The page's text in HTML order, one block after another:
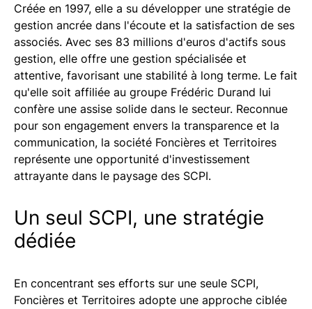
Créée en 1997, elle a su développer une stratégie de
gestion ancrée dans l'écoute et la satisfaction de ses
associés. Avec ses 83 millions d'euros d'actifs sous
gestion, elle offre une gestion spécialisée et
attentive, favorisant une stabilité à long terme. Le fait
qu'elle soit affiliée au groupe Frédéric Durand lui
confère une assise solide dans le secteur. Reconnue
pour son engagement envers la transparence et la
communication, la société Foncières et Territoires
représente une opportunité d'investissement
attrayante dans le paysage des SCPI.
Un seul SCPI, une stratégie
dédiée
En concentrant ses efforts sur une seule SCPI,
Foncières et Territoires adopte une approche ciblée